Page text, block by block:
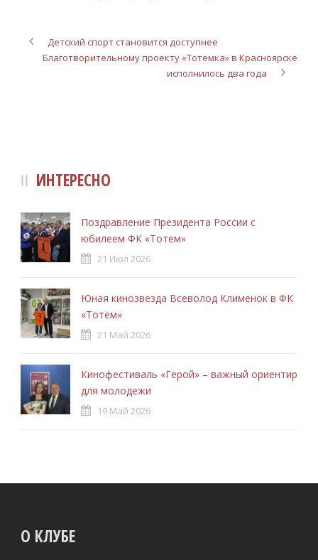
Детский спорт становится доступнее
Благотворительному проекту «Тотемка» в Красноярске
исполнилось два года
ИНТЕРЕСНО
Поздравление Президента России с
юбилеем ФК «Тотем»
21 Июл 2026
Юная кинозвезда Всеволод Клименок в ФК
«Тотем»
21 Май 2026
Кинофестиваль «Герой» – важный ориентир
для молодежи
19 Май 2026
О КЛУБЕ